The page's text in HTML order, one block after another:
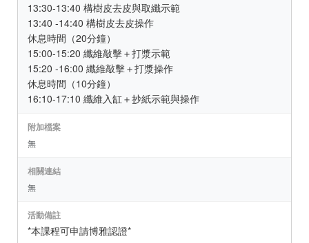
13:30-13:40 構樹皮去皮與取纖示範
13:40 -14:40 構樹皮去皮操作
休息時間（20分鐘）
15:00-15:20 纖維敲擊＋打漿示範
15:20 -16:00 纖維敲擊＋打漿操作
休息時間（10分鐘）
16:10-17:10 纖維入缸＋抄紙示範與操作
附加檔案
無
相關連結
無
活動備註
*本課程可申請博雅認證*